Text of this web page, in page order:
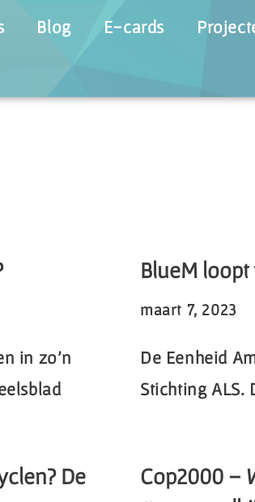
Blog E-cards
in zo’n
BlueM loopt
maart 7, 2023
De Eenheid
Stichting ALS.
De
Cop2000 –